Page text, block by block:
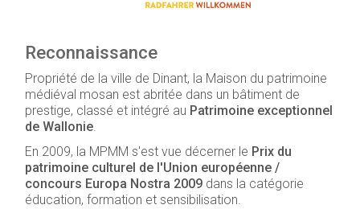
Reconnaissance
Propriété de la ville de Dinant, la Maison du patrimoine
médiéval mosan est abritée dans un bâtiment de
prestige, classé et intégré au Patrimoine exceptionnel
de Wallonie.
En 2009, la MPMM s'est vue décerner le Prix du
patrimoine culturel de l'Union européenne /
concours Europa Nostra 2009 dans la catégorie
éducation, formation et sensibilisation.